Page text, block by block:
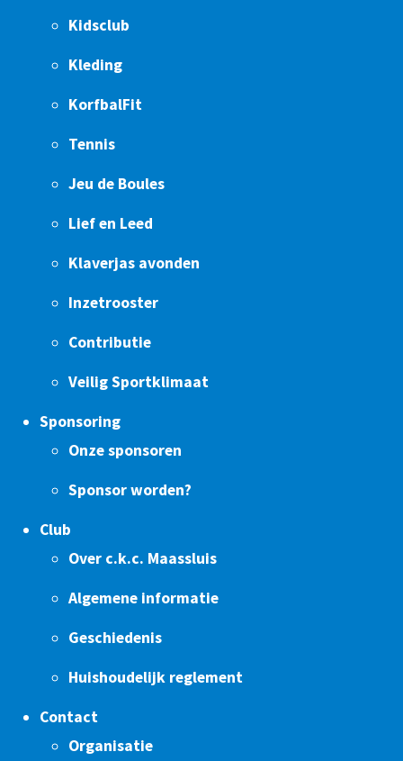
Kidsclub
Kleding
KorfbalFit
Tennis
Jeu de Boules
Lief en Leed
Klaverjas avonden
Inzetrooster
Contributie
Veilig Sportklimaat
Sponsoring
Onze sponsoren
Sponsor worden?
Club
Over c.k.c. Maassluis
Algemene informatie
Geschiedenis
Huishoudelijk reglement
Contact
Organisatie